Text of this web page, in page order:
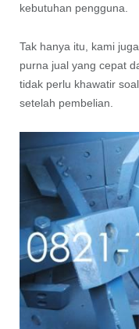
kebutuhan pengguna.
Tak hanya itu, kami
purna jual yang cepat
tidak perlu khawatir
setelah pembelian.